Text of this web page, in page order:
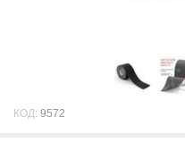
КОД: 9572